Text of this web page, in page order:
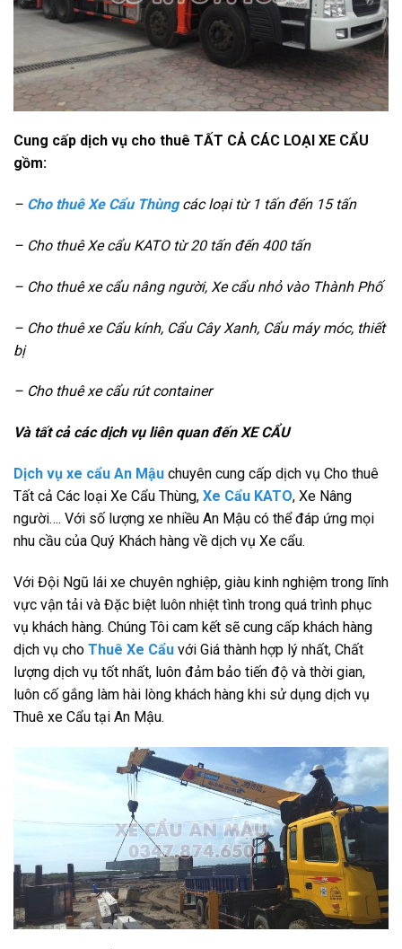
Cung cấp dịch vụ cho thuê TẤT CẢ CÁC LOẠI XE CẨU
gồm:
– Cho thuê Xe Cẩu Thùngcác loại từ 1 tấn đến 15 tấn
– Cho thuê Xe cẩu KATO từ 20 tấn đến 400 tấn
– Cho thuê xe cẩu nâng người, Xe cẩu nhỏ vào Thành Phố
– Cho thuê xe Cẩu kính, Cẩu Cây Xanh, Cẩu máy móc, thiết
bị
– Cho thuê xe cẩu rút container
Và tất cả các dịch vụ liên quan đến XE CẨU
Dịch vụ xe cẩu An Mậu chuyên cung cấp dịch vụ Cho thuê
Tất cả Các loại Xe Cẩu Thùng, Xe Cẩu KATO, Xe Nâng
người…. Với số lượng xe nhiều An Mậu có thể đáp ứng mọi
nhu cầu của Quý Khách hàng về dịch vụ Xe cẩu.
Với Đội Ngũ lái xe chuyên nghiệp, giàu kinh nghiệm trong lĩnh
vực vận tải và Đặc biệt luôn nhiệt tình trong quá trình phục
vụ khách hàng. Chúng Tôi cam kết sẽ cung cấp khách hàng
dịch vụ cho Thuê Xe Cẩu với Giá thành hợp lý nhất, Chất
lượng dịch vụ tốt nhất, luôn đảm bảo tiến độ và thời gian,
luôn cố gắng làm hài lòng khách hàng khi sử dụng dịch vụ
Thuê xe Cẩu tại An Mậu.